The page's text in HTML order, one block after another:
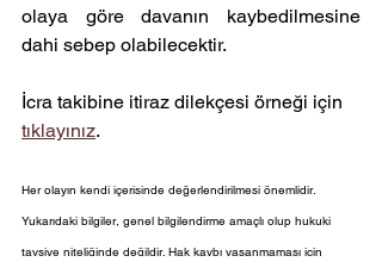
olaya göre davanın kaybedilmesine
dahi sebep olabilecektir.
İcra takibine itiraz dilekçesi örneği için
tıklayınız.
Her olayın kendi içerisinde değerlendirilmesi önemlidir.
Yukarıdaki bilgiler, genel bilgilendirme amaçlı olup hukuki
tavsiye niteliğinde değildir. Hak kaybı yaşanmaması için